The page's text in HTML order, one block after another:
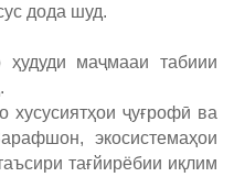
дода шуд.
маҷмааи табиии
ҷуғрофӣ ва
экосистемаҳои
тағйирёбии иқлим